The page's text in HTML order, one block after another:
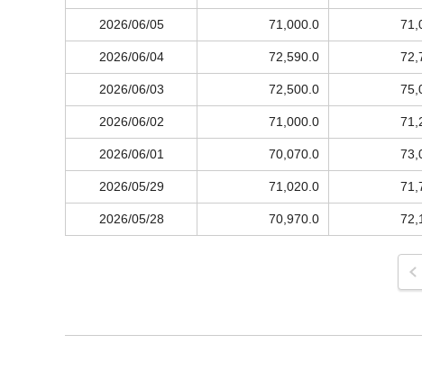
2026/06/05 71,000.0
2026/06/04 72,590.0
2026/06/03 72,500.0
2026/06/02 71,000.0
2026/06/01 70,070.0
2026/05/29 71,020.0
2026/05/28 70,970.0